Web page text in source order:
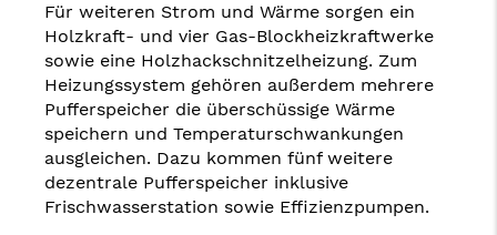
Für weiteren Strom und Wärme sorgen ein
Holzkraft- und vier Gas-Blockheizkraftwerke
sowie eine Holzhackschnitzelheizung. Zum
Heizungssystem gehören außerdem mehrere
Pufferspeicher die überschüssige Wärme
speichern und Temperaturschwankungen
ausgleichen. Dazu kommen fünf weitere
dezentrale Pufferspeicher inklusive
Frischwasserstation sowie Effizienzpumpen.